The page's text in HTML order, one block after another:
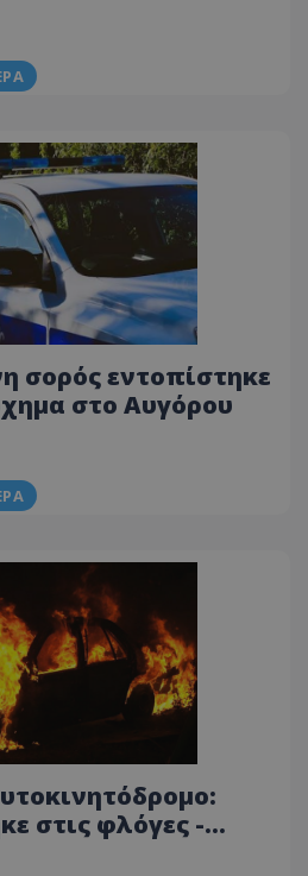
απαντήσεις του
σορός εντοπίστηκε
στο Αυγόρου
στις φλόγες -